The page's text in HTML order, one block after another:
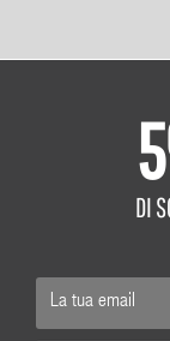
DI